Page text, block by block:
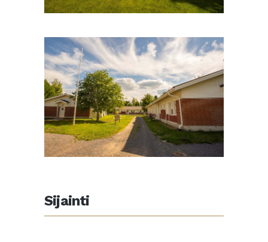
Sijainti